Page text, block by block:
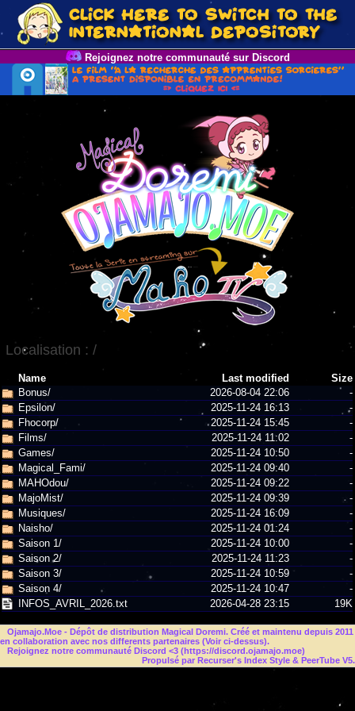
Rejoignez notre communauté sur Discord
Localisation :/
Name Last modified
Size
Bonus/
2026-08-04 22:06
-
Epsilon/
2025-11-24 16:13
-
Fhocorp/
2025-11-24 15:45
-
Films/
2025-11-24 11:02
-
Games/
2025-11-24 10:50
-
Magical_Fami/
2025-11-24 09:40
-
MAHOdou/
2025-11-24 09:22
-
MajoMist/
2025-11-24 09:39
-
Musiques/
2025-11-24 16:09
-
Naisho/
2025-11-24 01:24
-
Saison 1/
2025-11-24 10:00
-
Saison 2/
2025-11-24 11:23
-
Saison 3/
2025-11-24 10:59
-
Saison 4/
2025-11-24 10:47
-
INFOS_AVRIL_2026.txt
2026-04-28 23:15 19K
Ojamajo.Moe - Dépôt de distribution Magical Doremi. Créé et maintenu depuis 2011
en collaboration avec nos differents partenaires (Voir ci-dessus).
Rejoignez notre communauté Discord <3 (https://discord.ojamajo.moe)
Propulsé par Recurser's Index Style & PeerTube V5.